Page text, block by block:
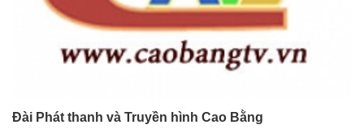
Đài Phát thanh và Truyền hình Cao Bằng